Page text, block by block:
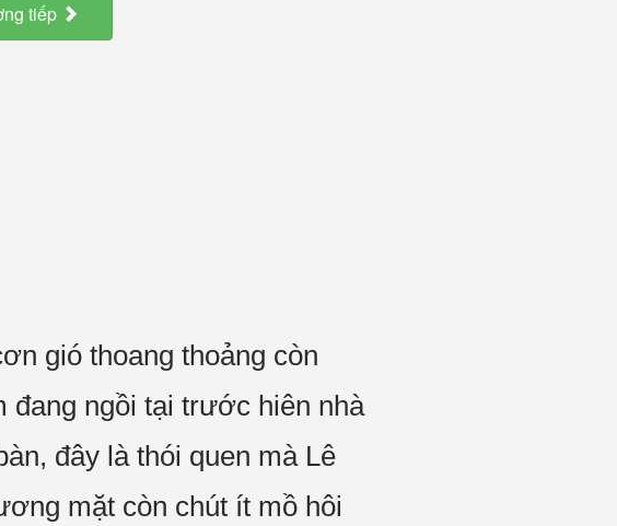
tiếp
gió thoang thoảng còn
đang ngồi tại trước hiên nhà
đây là thói quen mà Lê
mặt còn chút ít mồ hôi